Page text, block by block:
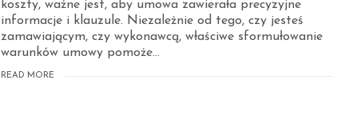
koszty, ważne jest, aby umowa zawierała precyzyjne
informacje i klauzule. Niezależnie od tego, czy jesteś
zamawiającym, czy wykonawcą, właściwe sformułowanie
warunków umowy pomoże...
READ MORE